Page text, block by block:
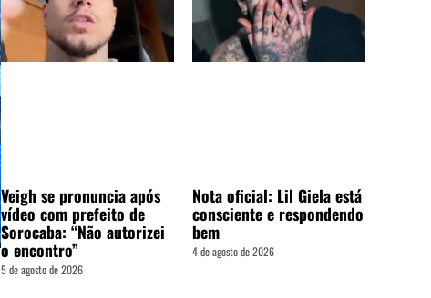
Veigh se pronuncia após
vídeo com prefeito de
Sorocaba: “Não autorizei
o encontro”
5 de agosto de 2026
Nota oficial: Lil Giela está
consciente e respondendo
bem
4 de agosto de 2026